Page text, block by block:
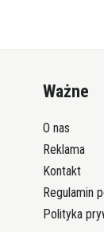
Ważne
O nas
Reklama
Kontakt
Regulamin
Polityka